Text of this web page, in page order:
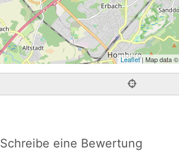
Leaflet| Map data ©
Schreibe eine Bewertung